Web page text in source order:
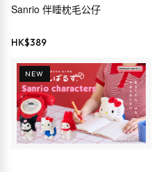
Sanrio 伴睡枕毛公仔
HK$389
NEW